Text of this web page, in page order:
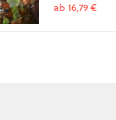
ab 16,79 €